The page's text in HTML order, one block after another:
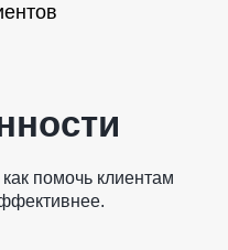
помочь клиентам